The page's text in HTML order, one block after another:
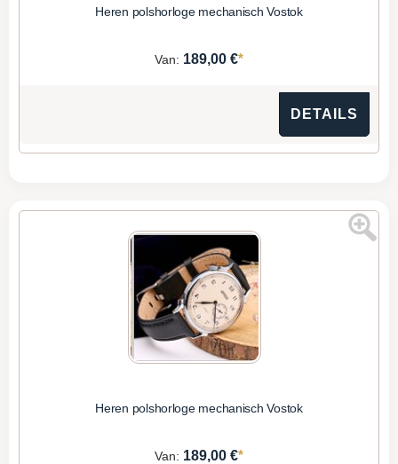
Heren polshorloge mechanisch Vostok
Van: 189,00 €*
DETAILS
Heren polshorloge mechanisch Vostok
Van: 189,00 €*